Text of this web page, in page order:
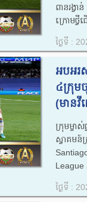
ពានរង្វ
ក្រោមថ្វី
ថ្ងៃទី :
អបអរ
៤ក្រុម
(មានវី
ក្រុមម្ច
ស្វាគម
League
ថ្ងៃទី :